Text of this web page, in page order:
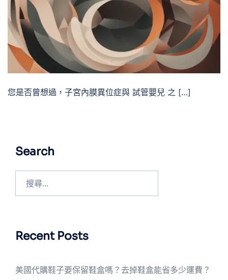
您是否曾想過，子宮內膜異位症與 試管嬰兒 之 […]
Search
Recent Posts
美國代購鞋子要保留鞋盒嗎？去掉鞋盒能省多少運費？